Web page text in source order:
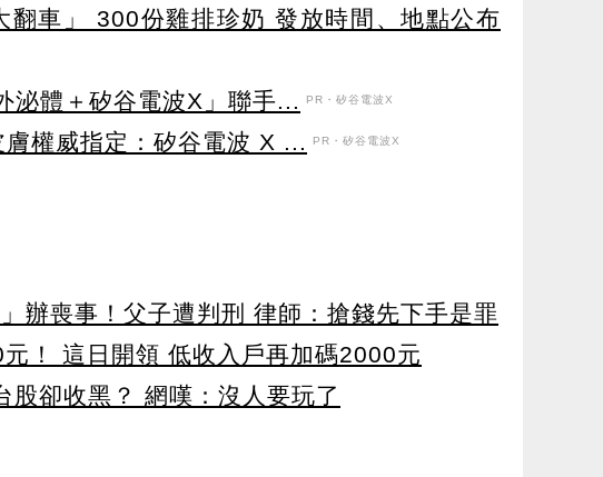
翻車」 300份雞排珍奶 發放時間、地點公布
泌體＋矽谷電波X」聯手...
PR・矽谷電波X
權威指定：矽谷電波 X ... PR・矽谷電波X
辦喪事！父子遭判刑 律師：搶錢先下手是罪
元！ 這日開領 低收入戶再加碼2000元
股卻收黑？ 網嘆：沒人要玩了